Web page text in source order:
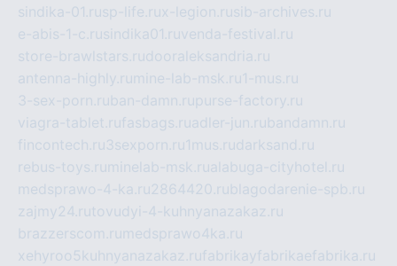
sindika-01.rusp-life.rux-legion.rusib-archives.ru
e-abis-1-c.rusindika01.ruvenda-festival.ru
store-brawlstars.rudooraleksandria.ru
antenna-highly.ru mine-lab-msk.ru1-mus.ru
3-sex-porn.ruban-damn.rupurse-factory.ru
viagra-tablet.rufasbags.ruadler-jun.rubandamn.ru
fincontech.ru3sexporn.ru1mus.rudarksand.ru
rebus-toys.ru minelab-msk.rualabuga-cityhotel.ru
medsprawo-4-ka.ru2864420.rublagodarenie-spb.ru
zajmy24.rutovudyi-4-kuhnyanazakaz.ru
brazzerscom.ru medsprawo4ka.ru
xehyroo5kuhnyanazakaz.rufabrikayfabrikaefabrika.ru